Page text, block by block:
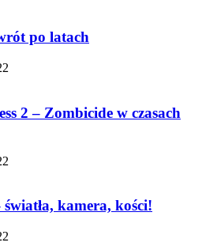
po latach
2 – Zombicide w czasach
kamera, kości!